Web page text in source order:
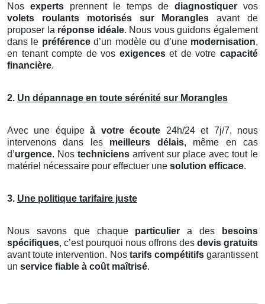
Nos experts prennent le temps de diagnostiquer vos
volets roulants motorisés
sur Moranglesavant de
proposer la réponse idéale. Nous vous guidons également
dans le préférenced’un modèle ou d’une modernisation,
en tenant compte de vos exigenceset de votrecapacité
financière.
2. Un dépannage en toute sérénité sur Morangles
Avec une équipeà votre écoute 24h/24 et 7j/7, nous
intervenons dans les meilleurs délais, même en cas
d’urgence. Nos techniciens arrivent sur place avec tout le
matériel nécessaire pour effectuer une solution efficace.
3. Une politique tarifaire juste
Nous savons que chaque particulier a des
besoins
spécifiques, c’est pourquoi nous offrons des devis gratuits
avant toute intervention. Nos tarifs compétitifsgarantissent
un service fiable à coût maîtrisé.